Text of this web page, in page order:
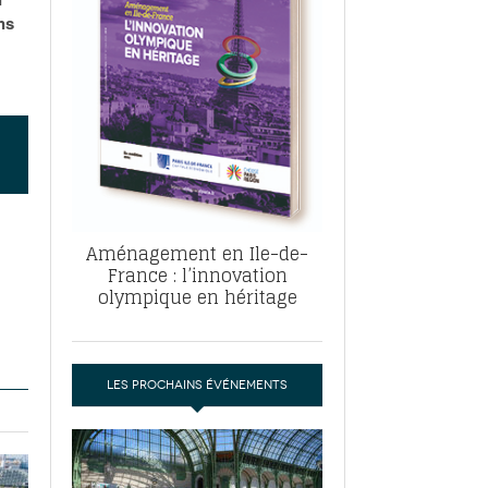
ABF, ZAC : F. Vauglin détaille sa
pour l’urbanisme parisien- 17
de la tech et de la finance
marché de la location de luxe-
Aménagement en Ile-de-
France : l’innovation
olympique en héritage
LES PROCHAINS ÉVÉNEMENTS